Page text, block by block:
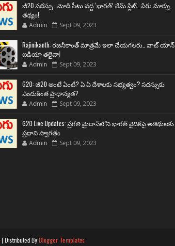
జీ20 సదస్సు.. మోదీ సీటు వద్ద ‘భారత్’ నేమ్ ప్లేట్‌.. పేరు మార్పు
తథ్యం!
Admin Sept 09, 2023
Rajinikanth: రజనీకాంత్ మాత్రమే ఇలా చేయగలరు.. వాట్ యాన్
ఐడియా తలైవా!
Admin Sept 09, 2023
G20: జీ20 అంటే ఏంటి? ఏ ఏ దేశాలకు సభ్యత్వం? సదస్సుకు
ఎందుకింత ప్రాధాన్యత?
Admin Sept 09, 2023
G20 Live Updates: ప్రగతి మైదాన్‌లోని భారత్ వైదికపై అతిథులకు
ప్రధాని స్వాగతం
Admin Sept 09, 2023
| Distributed ByBlogger Templates